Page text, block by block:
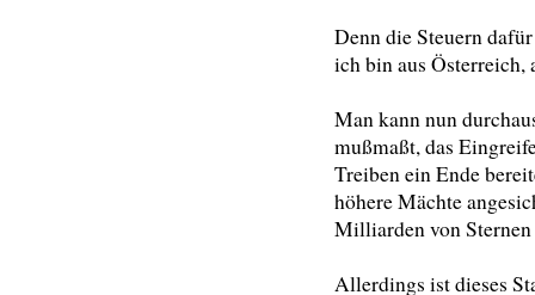
Denn die Steuern
ich bin aus Österreich,
Man kann nun
mußmaßt, das
Treiben ein Ende
höhere Mächte
Milliarden von
Allerdings ist dieses